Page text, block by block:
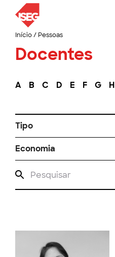
Início/ Pessoas
Docentes
A B C D E F G H
Tipo
Economia